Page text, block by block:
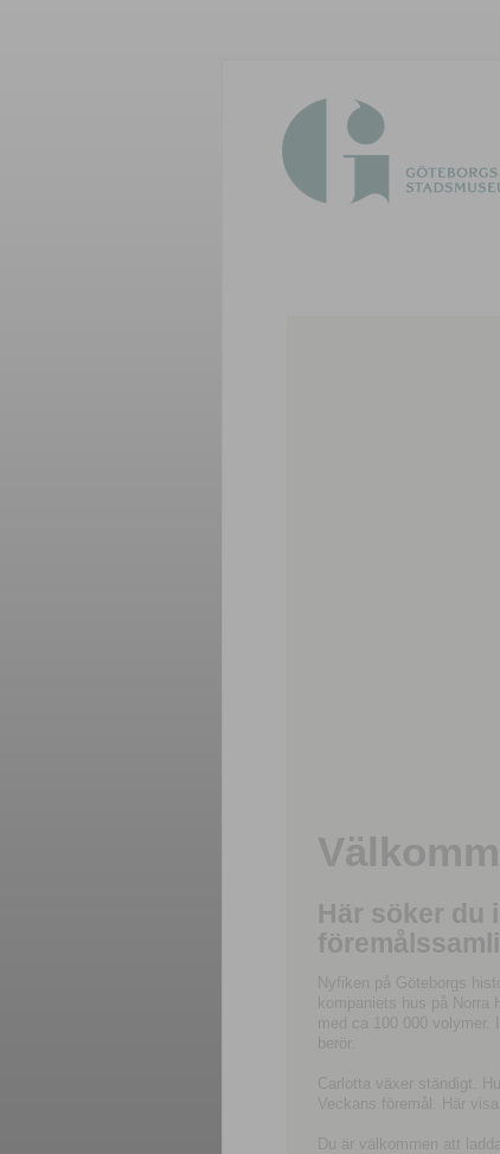
Här söker du
Nyfiken på Göteborgs
kompaniets hus på
med ca 100 000 volymer.
berör.
Carlotta växer ständigt.
Veckans föremål. Här
Du är välkommen att